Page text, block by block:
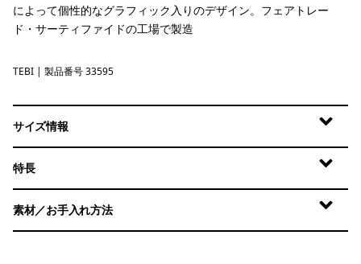
によって個性的なグラフィック入りのデザイン。フェアトレー
ド・サーティファイドの工場で製造
Text Logo: Birch White
TEBI | 製品番号 33595
サイズ情報
特長
素材／お手入れ方法